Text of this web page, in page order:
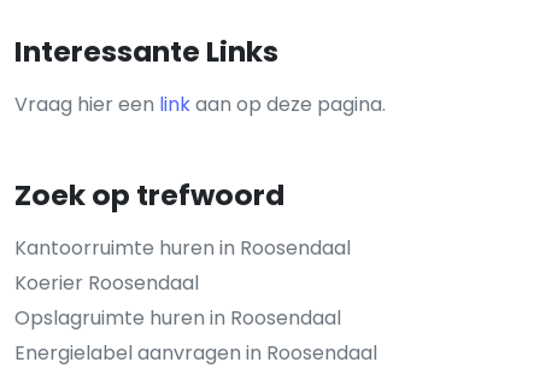
Interessante Links
Vraag hier een linkaan op deze pagina.
Zoek op trefwoord
Kantoorruimte huren in Roosendaal
Koerier Roosendaal
Opslagruimte huren in Roosendaal
Energielabel aanvragen in Roosendaal